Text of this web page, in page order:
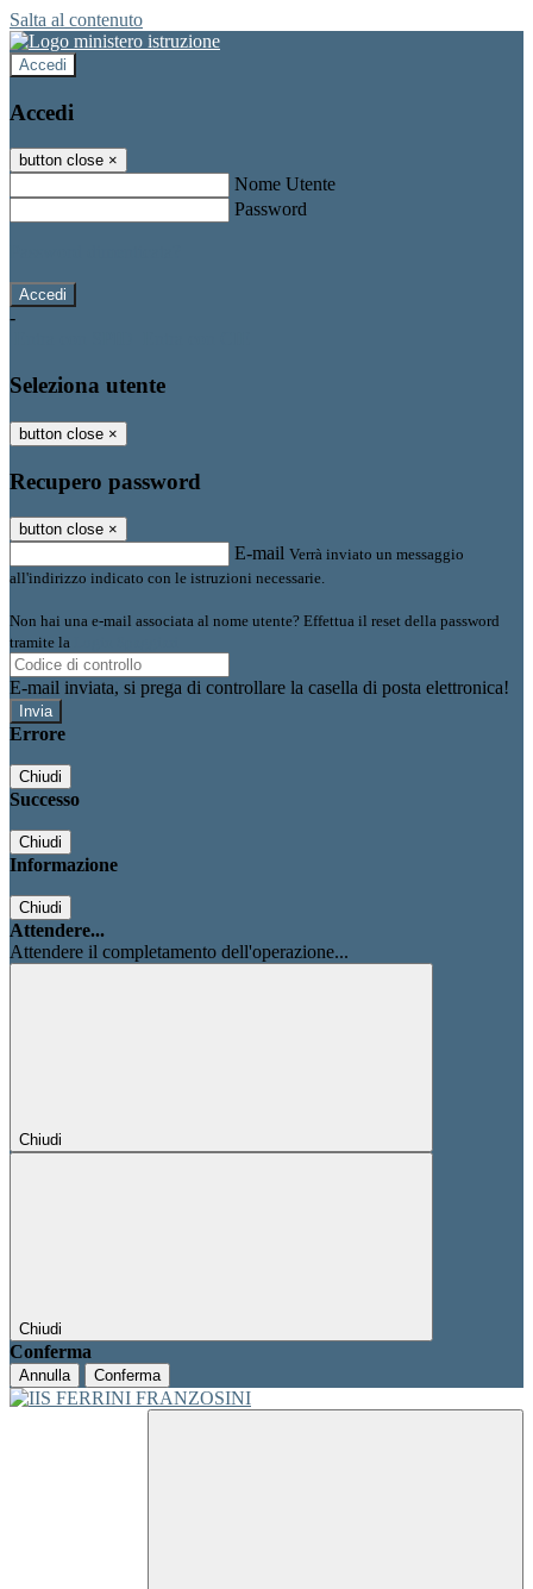
Salta al contenuto
Accedi
Accedi
button close ×
Nome Utente
Password
-
Seleziona utente
button close ×
Recupero password
button close ×
E-mail Verrà inviato un messaggio
all'indirizzo indicato con le istruzioni necessarie.
Non hai una e-mail associata al nome utente? Effettua il reset della password
tramite la
E-mail inviata, si prega di controllare la casella di posta elettronica!
Errore
Chiudi
Successo
Chiudi
Informazione
Chiudi
Attendere...
Attendere il completamento dell'operazione...
Chiudi
Chiudi
Conferma
Annulla Conferma